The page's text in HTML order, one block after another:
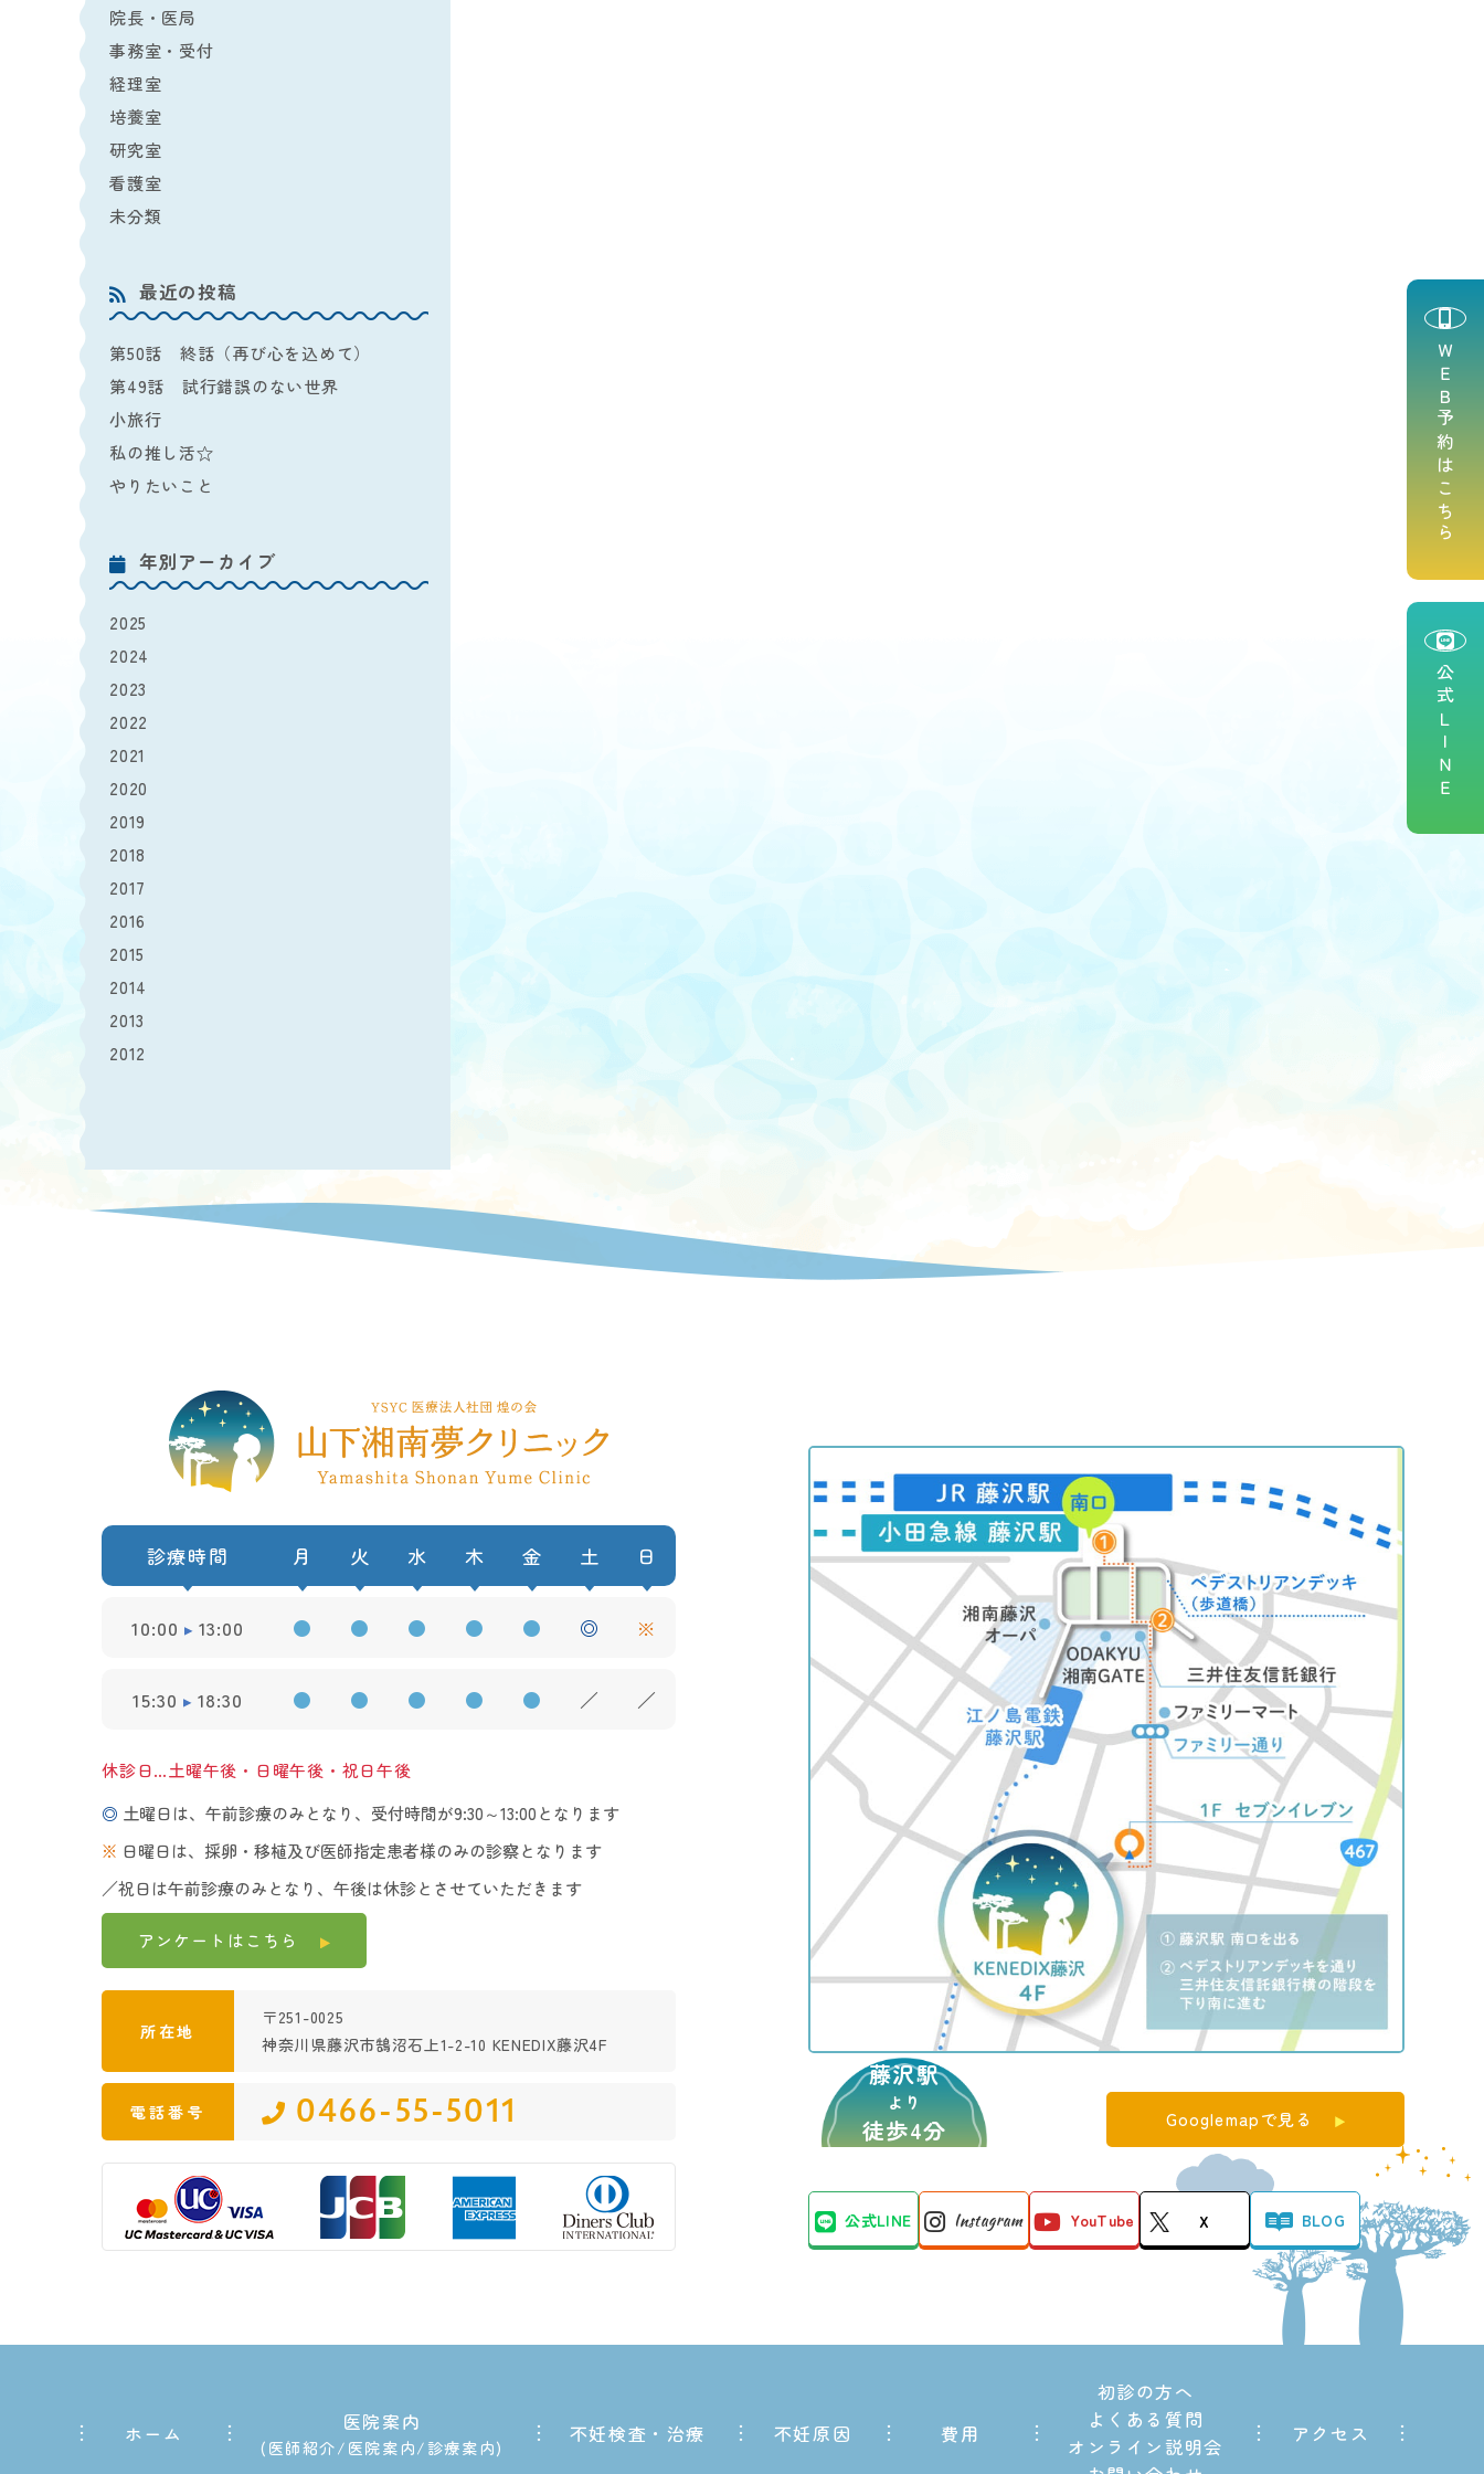
ＷＥＢ予約はこちら
公式ＬＩＮＥ
院長・医局
事務室・受付
経理室
培養室
研究室
看護室
未分類
最近の投稿
第50話 終話（再び心を込めて）
第49話 試行錯誤のない世界
小旅行
私の推し活☆
やりたいこと
年別アーカイブ
2025
2024
2023
2022
2021
2020
2019
2018
2017
2016
2015
2014
2013
2012
診療時間 月 火 水 木 金 土 日
10:00 13:00 ● ● ● ● ● ◎ ※
15:30 18:30 ● ● ● ● ● ／ ／
休診日…土曜午後・日曜午後・祝日午後
◎ 土曜日は、午前診療のみとなり、受付時間が9:30～13:00となります
※ 日曜日は、採卵・移植及び医師指定患者様のみの診察となります
／祝日は午前診療のみとなり、午後は休診とさせていただきます
アンケートは こちら
所在地
〒251-0025
神奈川県藤沢市鵠沼石上1-2-10 KENEDIX藤沢4F
電話番号 0466-55-5011
藤沢駅
より
徒歩4分 Googlemapで見る
公式LINE Instagram YouTube X BLOG
ホーム 医院案内
医師紹介 医院案内 診療案内
不妊検査・治療 不妊原因 費用
初診の方へ
よくある質問
オンライン説明会
アクセス